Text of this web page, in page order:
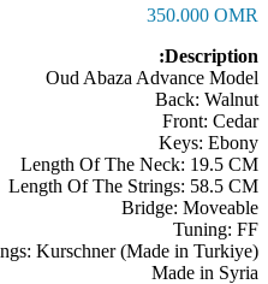
350.000 OMR
Description:
Oud Abaza Advance Model
Back: Walnut
Front: Cedar
Keys: Ebony
Length Of The Neck: 19.5 CM
Length Of The Strings: 58.5 CM
Bridge: Moveable
Tuning: FF
Kurschner (Made in Turkiye)
Made in Syria